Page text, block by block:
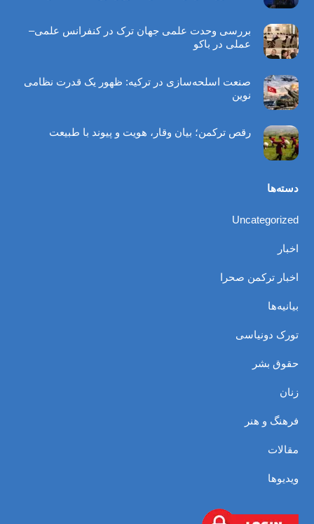
بررسی وحدت علمی جهان ترک در کنفرانس علمی–
عملی در باکو
صنعت اسلحه‌سازی در ترکیه: ظهور یک قدرت نظامی
نوین
رقص ترکمن؛ بیان وقار، هویت و پیوند با طبیعت
دسته‌ها
Uncategorized
اخبار
اخبار ترکمن صحرا
بیانیه‌ها
تورک دونیاسی
حقوق بشر
زنان
فرهنگ و هنر
مقالات
ویدیوها